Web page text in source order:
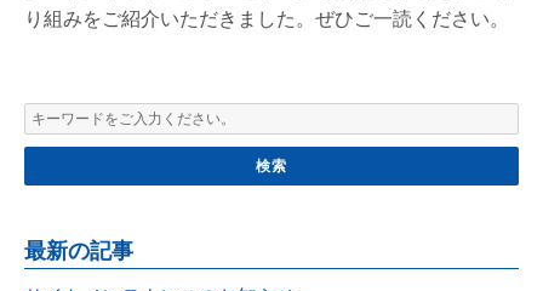
り組みをご紹介いただきました。ぜひご一読ください。
最新の記事